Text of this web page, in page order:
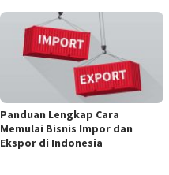
Panduan Lengkap Cara
Memulai Bisnis Impor dan
Ekspor di Indonesia